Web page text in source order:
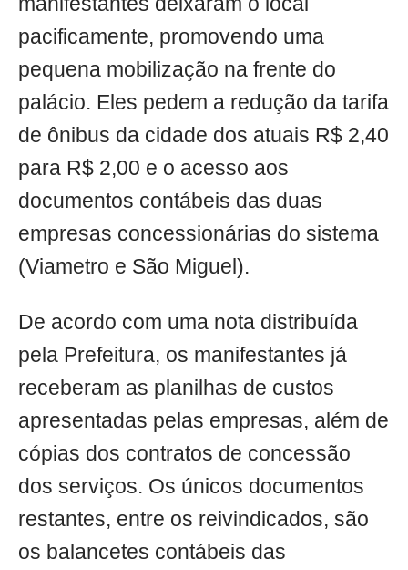
pacificamente, promovendo uma
pequena mobilização na frente do
palácio. Eles pedem a redução da tarifa
de ônibus da cidade dos atuais R$ 2,40
para R$ 2,00 e o acesso aos
documentos contábeis das duas
empresas concessionárias do sistema
(Viametro e São Miguel).
De acordo com uma nota distribuída
pela Prefeitura, os manifestantes já
receberam as planilhas de custos
apresentadas pelas empresas, além de
cópias dos contratos de concessão
dos serviços. Os únicos documentos
restantes, entre os reivindicados, são
os balancetes contábeis das